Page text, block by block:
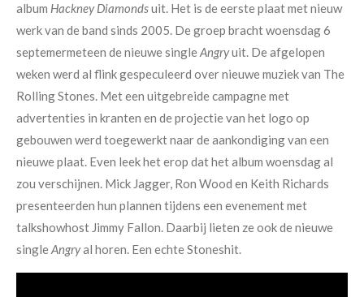
album Hackney Diamondsuit. Het is de eerste plaat met nieuw
werk van de band sinds 2005. De groep bracht woensdag 6
septemermeteen de nieuwe singleAngryuit. De afgelopen
weken werd al flink gespeculeerd over nieuwe muziek van The
Rolling Stones. Met een uitgebreide campagne met
advertenties in kranten en de projectie van het logo op
gebouwen werd toegewerkt naar de aankondiging van een
nieuwe plaat. Even leek het erop dat het album woensdag al
zou verschijnen. Mick Jagger, Ron Wood en Keith Richards
presenteerden hun plannen tijdens een evenement met
talkshowhost Jimmy Fallon. Daarbij lieten ze ook de nieuwe
singleAngryal horen. Een echte Stoneshit.